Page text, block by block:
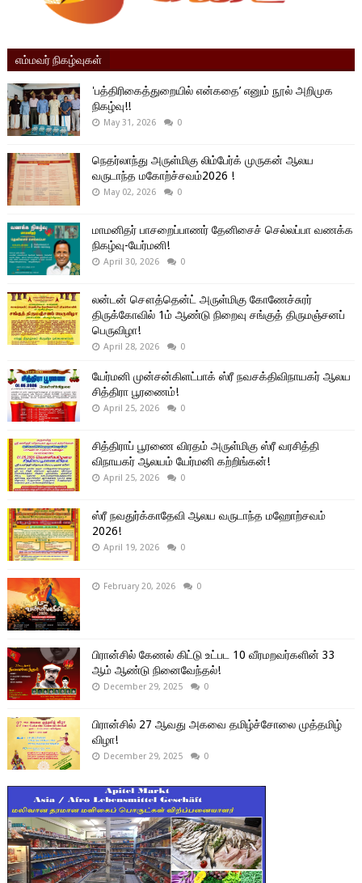
எம்மவர் நிகழ்வுகள்
'பத்திரிகைத்துறையில் என்கதை’ எனும் நூல் அறிமுக
நிகழ்வு!!
May 31, 2026 0
நெதர்லாந்து அருள்மிகு லிம்பேர்க் முருகன் ஆலய
வருடாந்த மகோற்ச்சவம்2026 !
May 02, 2026 0
மாமனிதர் பாசறைப்பாணர் தேனிசைச் செல்லப்பா வணக்க
நிகழ்வு-யேர்மனி!
April 30, 2026 0
லன்டன் சௌத்தென்ட் அருள்மிகு கோணேச்சுரர்
திருக்கோவில் 1ம் ஆண்டு நிறைவு சங்குத் திருமஞ்சனப்
பெருவிழா!
April 28, 2026 0
யேர்மனி முன்சன்கிளட்பாக் ஸ்ரீ நவசக்திவிநாயகர் ஆலய
சித்திரா பூரணைம்!
April 25, 2026 0
சித்திராப் பூரணை விரதம் அருள்மிகு ஸ்ரீ வரசித்தி
விநாயகர் ஆலயம் யேர்மனி கற்றிங்கன்!
April 25, 2026 0
ஸ்ரீ நவதுர்க்காதேவி ஆலய வருடாந்த மஹோற்சவம்
2026!
April 19, 2026 0
February 20, 2026 0
பிரான்சில் கேணல் கிட்டு உட்பட 10 வீரமறவர்களின் 33
ஆம் ஆண்டு நினைவேந்தல்!
December 29, 2025 0
பிரான்சில் 27 ஆவது அகவை தமிழ்ச்சோலை முத்தமிழ்
விழா!
December 29, 2025 0